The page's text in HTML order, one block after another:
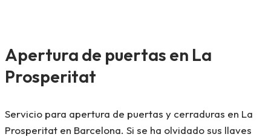
Apertura de puertas en La
Prosperitat
Servicio para apertura de puertas y cerraduras en La
Prosperitat en Barcelona. Si se ha olvidado sus llaves